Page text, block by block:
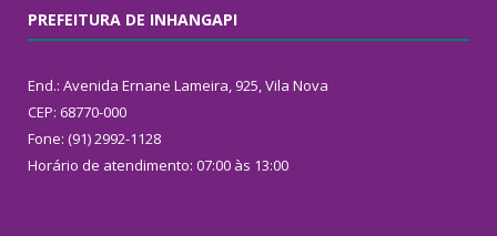
PREFEITURA DE INHANGAPI
End.: Avenida Ernane Lameira, 925, Vila Nova
CEP: 68770-000
Fone: (91) 2992-1128
Horário de atendimento: 07:00 às 13:00